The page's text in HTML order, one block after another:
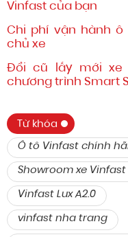
Vinfast của bạn
Chi phí vận hành
chủ xe
Đổi cũ lấy mới xe
chương trình Smart
Từ khóa
Ô tô Vinfast chính
Showroom xe
Vinfast Lux A2.0
vinfast nha trang